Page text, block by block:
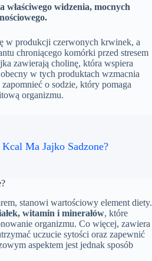
właściwego widzenia, mocnych
w produkcji czerwonych krwinek, a
chroniącego komórki przed stresem
zawierają cholinę, która wspiera
w tych produktach wzmacnia
o sodzie, który pomaga
organizmu.
Ma Jajko Sadzone?
stanowi wartościowy element diety.
witamin i minerałów, które
organizmu. Co więcej, zawiera
uczucie sytości oraz zapewnić
aspektem jest jednak sposób